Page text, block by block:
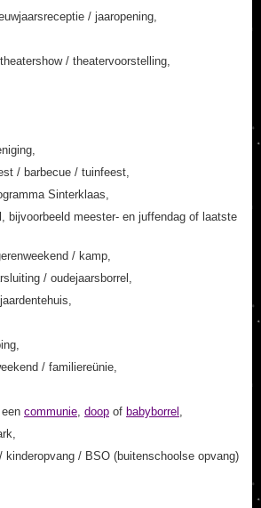
/ jaaropening,
/ theatervoorstelling,
/ barbecue / tuinfeest,
Sinterklaas,
bijvoorbeeld meester- en juffendag of laatste
/ kamp,
/ oudejaarsborrel,
/ familiereünie,
communie, doop of babyborrel ,
kinderopvang / BSO (buitenschoolse opvang)